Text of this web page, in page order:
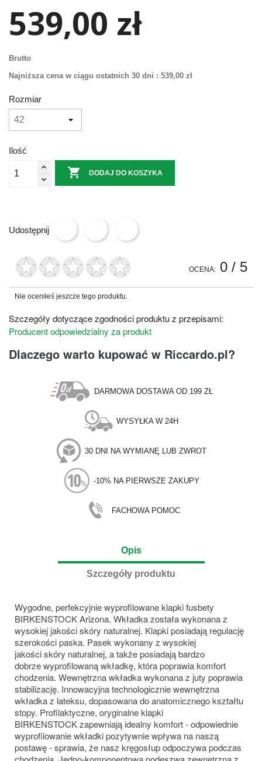
539,00 zł
Brutto
Najniższa cena w ciągu ostatnich 30 dni : 539,00 zł
Rozmiar
Ilość
 DODAJ DO KOSZYKA
Udostępnij
OCENA: 0 / 5
Nie oceniłeś jeszcze tego produktu.
Szczegóły dotyczące zgodności produktu z przepisami:
Producent odpowiedzialny za produkt
Dlaczego warto kupować w Riccardo.pl?
DARMOWA DOSTAWA OD 199 ZŁ
WYSYŁKA W 24H
30 DNI NA WYMIANĘ LUB ZWROT
-10% NA PIERWSZE ZAKUPY
FACHOWA POMOC
Opis
Szczegóły produktu
Wygodne, perfekcyjnie wyprofilowane klapki fusbety
BIRKENSTOCK Arizona. Wkładka została wykonana z
wysokiej jakości skóry naturalnej. Klapki posiadają regulację
szerokości paska. Pasek wykonany z wysokiej
jakości skóry naturalnej, a także posiadają bardzo
dobrze wyprofilowaną wkładkę, która poprawia komfort
chodzenia. Wewnętrzna wkładka wykonana z juty poprawia
stabilizację. Innowacyjna technologicznie wewnętrzna
wkładka z lateksu, dopasowana do anatomicznego kształtu
stopy. Profilaktyczne, oryginalne klapki
BIRKENSTOCK zapewniają idealny komfort - odpowiednie
wyprofilowanie wkładki pozytywnie wpływa na naszą
postawę - sprawia, że nasz kręgosłup odpoczywa podczas